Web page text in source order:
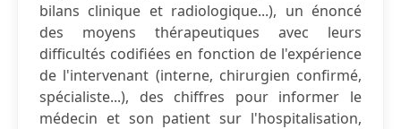
bilans clinique et radiologique...), un énoncé
des moyens thérapeutiques avec leurs
difficultés codifiées en fonction de l'expérience
de l'intervenant (interne, chirurgien confirmé,
spécialiste...), des chiffres pour informer le
médecin et son patient sur l'hospitalisation,